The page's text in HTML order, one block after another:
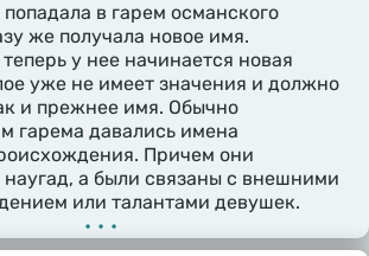
в гарем османского
же получала новое имя.
у нее начинается новая
уже не имеет значения и должно
и прежнее имя. Обычно
гарема давались имена
Причем они
а были связаны с внешними
или талантами девушек.
•••